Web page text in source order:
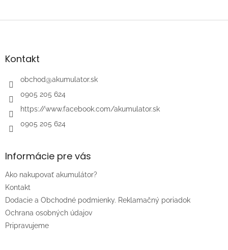
Z
äKontakt
obchod@akumulator.sk
0905 205 624
https://www.facebook.com/akumulator.sk
0905 205 624
Informácie pre vás
Ako nakupovať akumulátor?
Kontakt
Dodacie a Obchodné podmienky. Reklamačný poriadok
Ochrana osobných údajov
Pripravujeme